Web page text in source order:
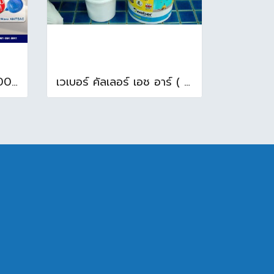
WAVE THE PALM - 1000L ถังเก็บน้ำ ( ท่อใน+ลูกลอย ) สีแดงสยาม เวเบอร์ คัลเลอร์ เอช อาร์ ( ยาแนวสระว่ายน้ำ ) 18.5 กก. สีดำ